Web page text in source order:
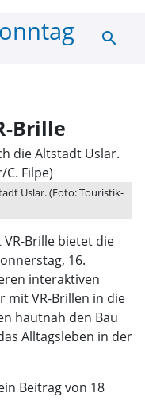
search
Brille
Uslar. (Foto: Touristik-
Brille bietet die
16.
interaktiven
mit VR-Brillen in die
hautnah den Bau
Alltagsleben in der
Beitrag von 18